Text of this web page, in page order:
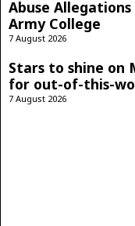
Abuse
Army College
7 August 2026
Stars to shine on
for out-of-this-
7 August 2026